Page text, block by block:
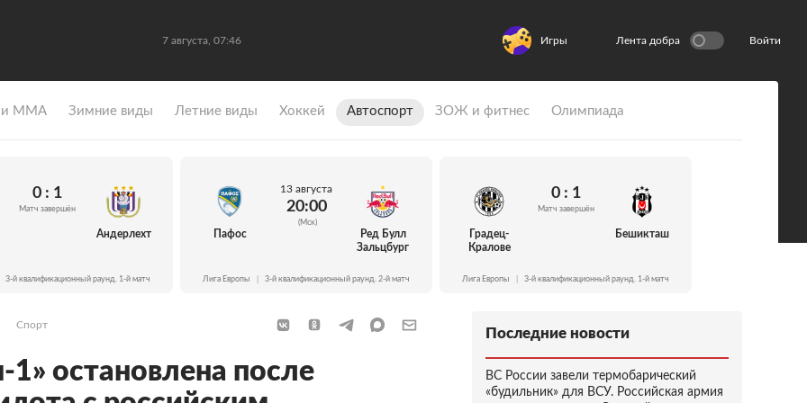
7 августа, 07:46 Игры Лента добра Войти
и ММА Зимние виды Летние виды Хоккей Автоспорт ЗОЖ и фитнес Олимпиада
0 : 1
Матч завершён
Андерлехт
3-й квалификационный раунд. 1-й матч
Пафос
13 августа
20:00
(Мск)
Ред Булл
Зальцбург
Лига Европы 3-й квалификационный раунд. 2-й матч
Градец-
Кралове
0 : 1
Матч завершён
Бешикташ
Лига Европы 3-й квалификационный раунд. 1-й матч
Спорт
остановлена после
Последние новости
ВС России завели термобарический
«будильник» для ВСУ. Российская армия